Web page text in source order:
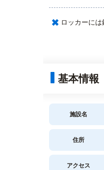
× ロッカーに
基本情報
施設名
住所
アクセス